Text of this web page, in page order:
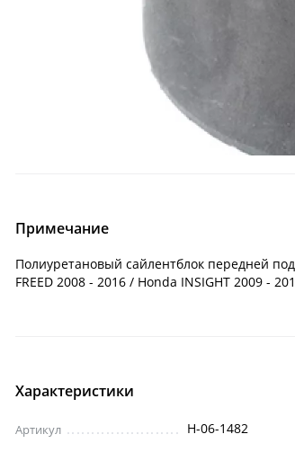
Примечание
Полиуретановый сайлентблок передней
FREED 2008 - 2016 / Honda INSIGHT 2009 -
Характеристики
Артикул H-06-1482